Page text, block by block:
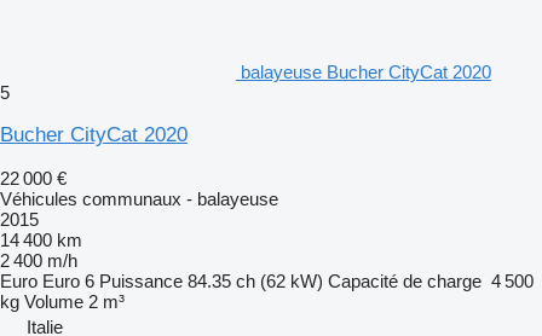
balayeuse Bucher CityCat 2020
5
Bucher CityCat 2020
22 000 €
Véhicules communaux - balayeuse
2015
14 400 km
2 400 m/h
Euro Euro 6 Puissance 84.35 ch (62 kW) Capacité de charge 4 500
kg Volume 2 m³
Italie